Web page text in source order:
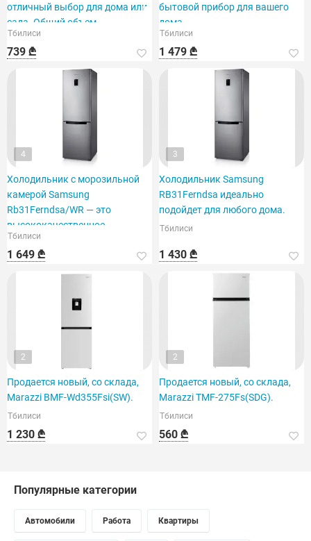
отличный выбор для дома или
сада. Общий объем —
Тбилиси
739 ₾
бытовой прибор для вашего
дома.
Тбилиси
1 479 ₾
4
Холодильник с морозильной
камерой Samsung
Rb31Ferndsa/WR — это
высококачественное
устройство.
Тбилиси
1 649 ₾
3
Холодильник Samsung
RB31Ferndsa идеально
подойдет для любого дома.
Тбилиси
1 430 ₾
2
Продается новый, со склада,
Marazzi BMF-Wd355Fsi(SW).
Тбилиси
1 230 ₾
2
Продается новый, со склада,
Marazzi TMF-275Fs(SDG).
Тбилиси
560 ₾
Популярные категории
Автомобили Работа Квартиры